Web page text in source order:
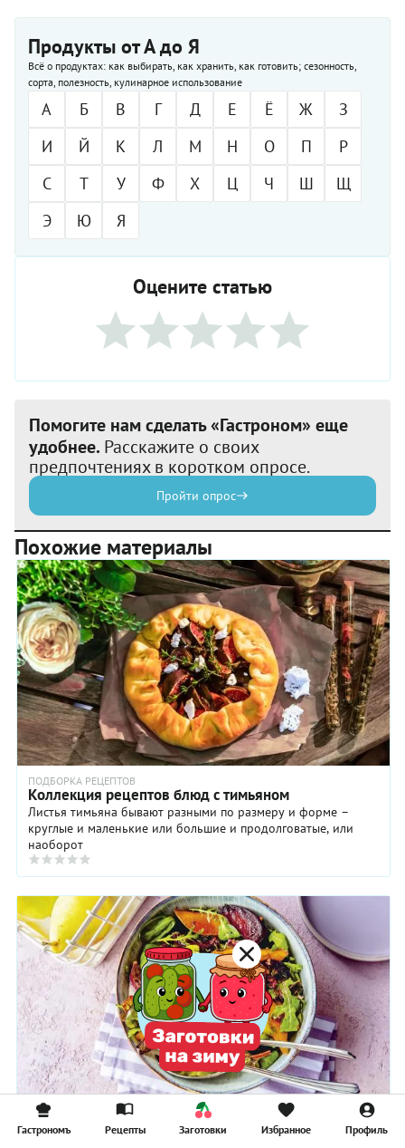
Продукты от А до Я
Всё о продуктах: как выбирать, как хранить, как готовить; сезонность,
сорта, полезность, кулинарное использование
А Б В Г Д Е Ё Ж
З
И
Й К Л М Н О П
Р
С
Т У Ф Х Ц Ч Ш
Щ
Э
Ю Я
Оцените статью
Помогите нам сделать «Гастроном» еще
удобнее. Расскажите о своих
предпочтениях в коротком опросе.
Пройти опрос
Похожие материалы
ПОДБОРКА РЕЦЕПТОВ
Коллекция рецептов блюд с тимьяном
Листья тимьяна бывают разными по размеру и форме –
круглые и маленькие или большие и продолговатые, или
наоборот
РЕЦЕПТ
Теплый салат с жареной грушей, свеклой, красным
Гастрономъ Рецепты Заготовки Избранное Профиль